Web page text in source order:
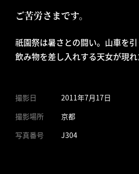
ご苦労さまです。
祇園祭は暑さとの闘い。山車を
飲み物を差し入れする天女が現れ
撮影日
2011年7月17日
撮影場所
京都
写真番号
J304